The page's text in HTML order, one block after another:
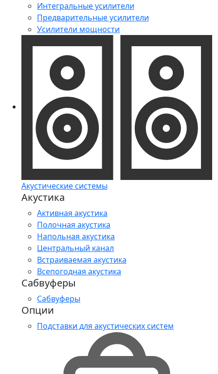
Интегральные усилители
Предварительные усилители
Усилители мощности
Акустические системы
Акустика
Активная акустика
Полочная акустика
Напольная акустика
Центральный канал
Встраиваемая акустика
Всепогодная акустика
Сабвуферы
Сабвуферы
Опции
Подставки для акустических систем